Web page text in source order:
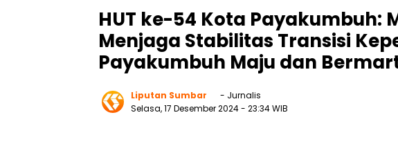
HUT ke-54 Kota Payakumbuh:
Menjaga Stabilitas Transisi
Payakumbuh Maju dan
Liputan Sumbar
- Jurnalis
Selasa, 17 Desember 2024- 23:34 WIB